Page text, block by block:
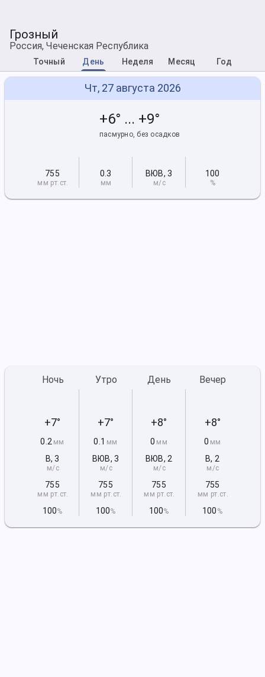
Грозный
Россия, Чеченская Республика
Точный День Неделя Месяц Год
Чт, 27 августа 2026
+6° ... +9°
пасмурно, без осадков
755
мм рт.ст.
0.3
мм
ВЮВ, 3
м/с
100
%
Ночь
+7°
0.2 мм
В,3
м/с
755
мм рт.ст.
100%
Утро
+7°
0.1 мм
ВЮВ, 3
м/с
755
мм рт.ст.
100%
День
+8°
0 мм
ВЮВ, 2
м/с
755
мм рт.ст.
100%
Вечер
+8°
0 мм
В, 2
м/с
755
мм рт.ст.
100 %